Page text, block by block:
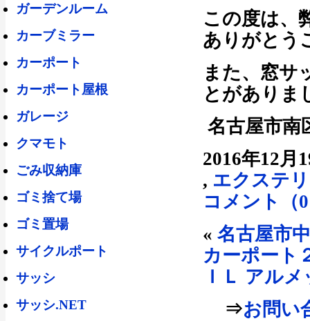
この度は、
ありがとう
また、窓サ
とがありま
名古屋市
2016年12
, エクステ
コメント（
« 名古屋市
カーポート
ＩＬ アル
⇒お問い
ガーデンルーム
カーブミラー
カーポート
カーポート屋根
ガレージ
クマモト
ごみ収納庫
ゴミ捨て場
ゴミ置場
サイクルポート
サッシ
サッシ.NET